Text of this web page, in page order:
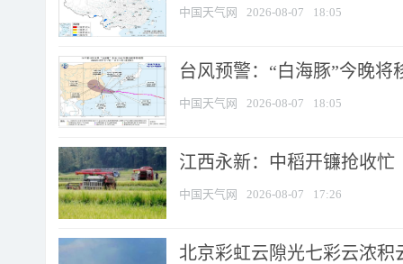
中国天气网 2026-08-07 18:05
台风预警：“白海豚”今晚将
中国天气网 2026-08-07 18:05
江西永新：中稻开镰抢收忙
中国天气网 2026-08-07 17:26
北京彩虹云隙光七彩云浓积